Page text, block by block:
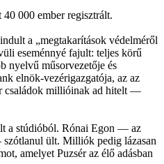
000 ember regisztrált.
a „megtakarítások védelméről
eseménnyé fajult: teljes körű
nyelvű műsorvezetője és
elnök-vezérigazgatója, az az
családok millióinak ad hitelt —
a stúdióból. Rónai Egon — az
ült. Milliók pedig lázasan
amelyet Puzsér az élő adásban